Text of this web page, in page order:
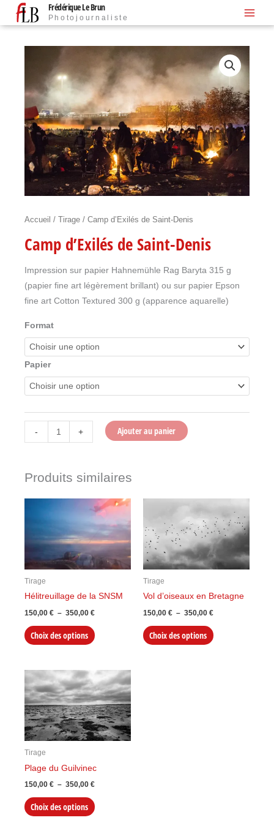
Frédérique Le Brun
Photojournaliste
Accueil / Tirage / Camp d’Exilés de Saint-Denis
Camp d’Exilés de Saint-Denis
Impression sur papier Hahnemühle Rag Baryta 315 g
(papier fine art légèrement brillant) ou sur papier Epson
fine art Cotton Textured 300 g (apparence aquarelle)
Format
Papier
-
Camp
d'Exilés
Saint-
Denis
+ Ajouter au panier
Produits similaires
Tirage
Hélitreuillage de la SNSM
150,00 € – 350,00 €
Plage
de
prix :
150,00 €
à
350,00 €
Choix des options
Ce
produit
a
plusieurs
variations.
options
peuvent
choisies
la
page
du
produit
Tirage
Vol d’oiseaux en Bretagne
150,00 € – 350,00 €
prix :
150,00 €
Choix des options
produit
a
plusieurs
variations.
options
peuvent
choisies
Tirage
Plage du Guilvinec
150,00 € – 350,00 €
Plage
de
prix :
150,00 €
à
350,00 €
Choix des options
Ce
produit
a
plusieurs
variations.
options
peuvent